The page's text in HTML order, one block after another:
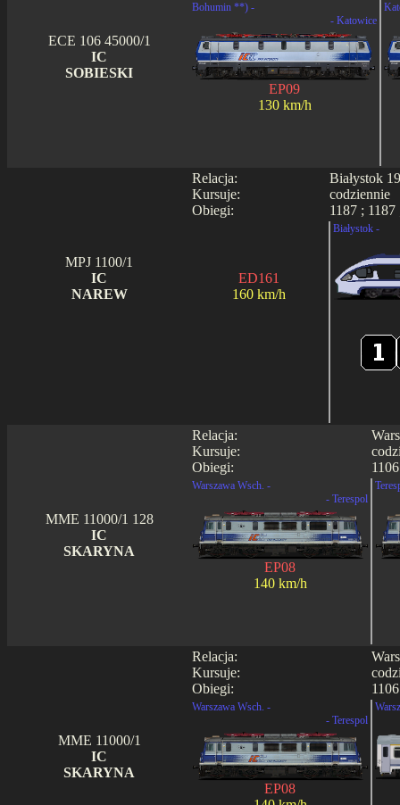
ECE 106 45000/1
IC
SOBIESKI
Bohumin **) -
- Katowice
EP09
130 km/h
Relacja:
Kursuje:
Obiegi:
Białystok
codziennie
1187 ; 1187
MPJ 1100/1
IC
NAREW
ED161
160 km/h
Białystok -
Relacja:
Kursuje:
Obiegi:
MME 11000/1 128
IC
SKARYNA
Warszawa Wsch. -
- Terespol
EP08
140 km/h
Relacja:
Kursuje:
Obiegi:
MME 11000/1
IC
SKARYNA
Warszawa Wsch. -
- Terespol
EP08